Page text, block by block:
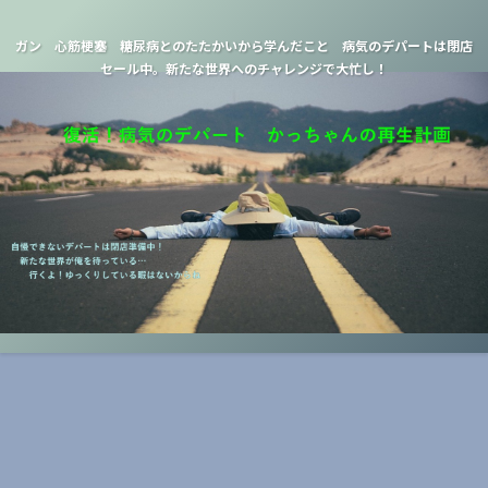
ガン 心筋梗塞 糖尿病とのたたかいから学んだこと 病気のデパートは閉店
セール中。新たな世界へのチャレンジで大忙し！